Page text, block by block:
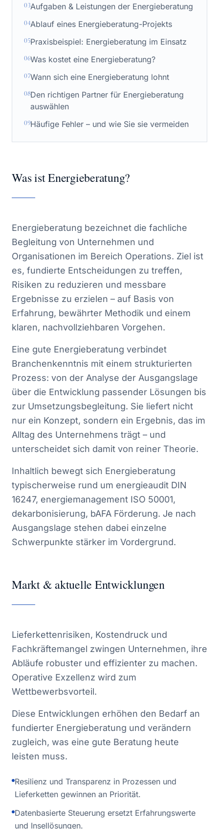
03Aufgaben & Leistungen der Energieberatung
04Ablauf eines Energieberatung-Projekts
05Praxisbeispiel: Energieberatung im Einsatz
06Was kostet eine Energieberatung?
07Wann sich eine Energieberatung lohnt
08Den richtigen Partner für Energieberatung
auswählen
09Häufige Fehler – und wie Sie sie vermeiden
Was ist Energieberatung?
Energieberatung bezeichnet die fachliche
Begleitung von Unternehmen und
Organisationen im Bereich Operations. Ziel ist
es, fundierte Entscheidungen zu treffen,
Risiken zu reduzieren und messbare
Ergebnisse zu erzielen – auf Basis von
Erfahrung, bewährter Methodik und einem
klaren, nachvollziehbaren Vorgehen.
Eine gute Energieberatung verbindet
Branchenkenntnis mit einem strukturierten
Prozess: von der Analyse der Ausgangslage
über die Entwicklung passender Lösungen bis
zur Umsetzungsbegleitung. Sie liefert nicht
nur ein Konzept, sondern ein Ergebnis, das im
Alltag des Unternehmens trägt – und
unterscheidet sich damit von reiner Theorie.
Inhaltlich bewegt sich Energieberatung
typischerweise rund um energieaudit DIN
16247, energiemanagement ISO 50001,
dekarbonisierung, bAFA Förderung. Je nach
Ausgangslage stehen dabei einzelne
Schwerpunkte stärker im Vordergrund.
Markt & aktuelle Entwicklungen
Lieferkettenrisiken, Kostendruck und
Fachkräftemangel zwingen Unternehmen, ihre
Abläufe robuster und effizienter zu machen.
Operative Exzellenz wird zum
Wettbewerbsvorteil.
Diese Entwicklungen erhöhen den Bedarf an
fundierter Energieberatung und verändern
zugleich, was eine gute Beratung heute
leisten muss.
Resilienz und Transparenz in Prozessen und
Lieferketten gewinnen an Priorität.
Datenbasierte Steuerung ersetzt Erfahrungswerte
und Insellösungen.